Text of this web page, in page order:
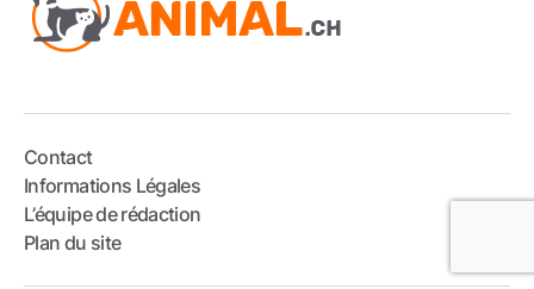
Contact
Informations Légales
L’équipe de rédaction
Plan du site